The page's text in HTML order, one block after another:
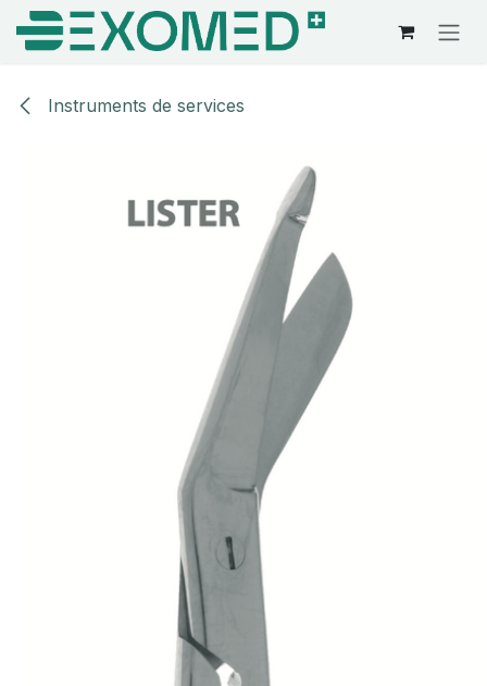
Se rendre au contenu
Instruments de services